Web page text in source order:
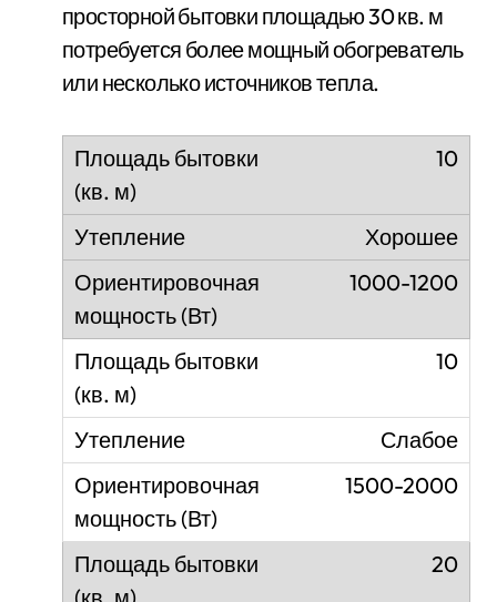
просторной бытовки площадью 30 кв. м
потребуется более мощный обогреватель
или несколько источников тепла.
10
Хорошее
1000-1200
10
Слабое
1500-2000
20